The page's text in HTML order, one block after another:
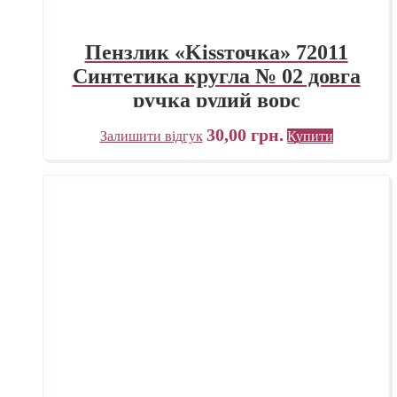
Пензлик «Kissточка» 72011
Синтетика кругла № 02 довга
ручка рудий ворс
Залишити відгук 30,00 грн. Купити